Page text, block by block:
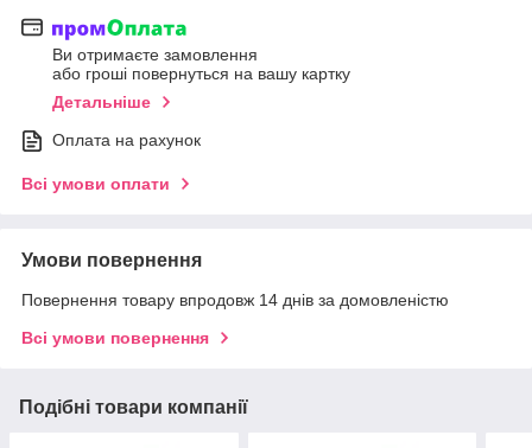
Ви отримаєте замовлення
або гроші повернуться на вашу картку
Детальніше
Оплата на рахунок
Всі умови оплати
Умови повернення
Повернення товару впродовж 14 днів за домовленістю
Всі умови повернення
Подібні товари компанії